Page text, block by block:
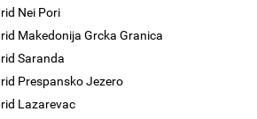
Nei Pori
Makedonija Grcka Granica
Saranda
Prespansko Jezero
Lazarevac